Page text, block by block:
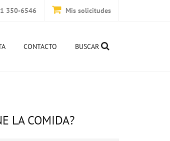
350-6546 Mis solicitudes
CONTACTO BUSCAR
LA COMIDA?